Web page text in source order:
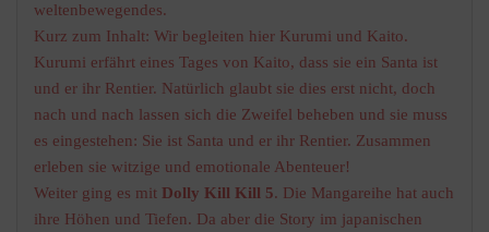
weltenbewegendes.
Kurz zum Inhalt: Wir begleiten hier Kurumi und Kaito.
Kurumi erfährt eines Tages von Kaito, dass sie ein Santa ist
und er ihr Rentier. Natürlich glaubt sie dies erst nicht, doch
nach und nach lassen sich die Zweifel beheben und sie muss
es eingestehen: Sie ist Santa und er ihr Rentier. Zusammen
erleben sie witzige und emotionale Abenteuer!
Weiter ging es mit Dolly Kill Kill 5. Die Mangareihe hat auch
ihre Höhen und Tiefen. Da aber die Story im japanischen